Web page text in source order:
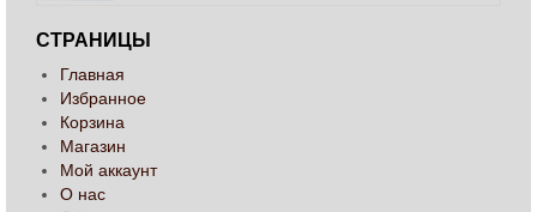
СТРАНИЦЫ
Главная
Избранное
Корзина
Магазин
Мой аккаунт
О нас